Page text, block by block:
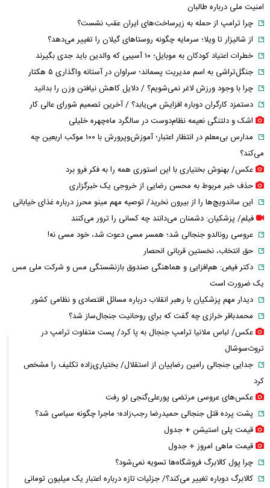
امنیت ملی درباره طالبان
چرا ترامپ از حمله به زیرساخت‌های ایران عقب نشست؟
از شالیزار تا ویلا؛ سرمایه چگونه روستاهای گیلان را تغییر می‌دهد؟
خطرات اعتیاد کودکان به موبایل؛ ۱۰ آسیبی که والدین باید جدی بگیرند
جنگل‌تراشی به اسم مدیریت پسماند؛ سراوان در آستانه واگذاری ۵ هکتار
چرا با وجود ورزش لاغر نمی‌شویم؟ / دلایل کاهش نیافتن وزن را بدانید
دستمزد کارگران دوباره افزایش می‌یابد؟ / آخرین تصمیم شورای عالی کار
اشک و دلتنگی نعیمه نظام‌دوست در سالگرد ماه‌چهره خلیلی
مدارس بی‌معلم در انتظار اعتبار؛ آموزش‌وپرورش با ۱۰۰ موکب اربعین چه
می‌کند؟
عکس/ بهنوش بختیاری با این استوری همه را به فکر فرو برد
حذف خبر مربوط به محسن رضایی از خروجی یک خبرگزاری
این ساندویچ‌ها را از بیرون نخرید/ توصیه مهم مینو محرز درباره غذای خیابانی
فیلم/ پزشکیان: دشمنان می‌دانند چه کسانی را ترور می‌کنند
عروسی رونالدو جنجالی شد؛ همسر مسی دعوت شد، خود مسی نه!
حق انتخاب، نخستین قربانی انحصار
دکتر فیض: هم‌افزایی و هماهنگی صندوق بازنشستگی مس و شرکت ملی مس
یک ضرورت است
دیدار مهم پزشکیان با رهبر انقلاب درباره مسائل اقتصادی و نظامی کشور
محمدباقر خرازی چه گفت که برای روحانیت جنجال‌ساز شد؟
عکس/ لباس ملانیا ترامپ جنجال به پا کرد/ پست متفاوت ترامپ در
تروث‌سوشال
جدایی جنجالی رامین رضاییان از استقلال/ بختیاری‌زاده تکلیف را مشخص
کرد
عکس‌های عروسی مرتضی پورعلی‌گنجی لو رفت
پشت پرده قتل جنجالی حمیدرضا رجب‌زاده؛ ماجرا چگونه سیاسی شد؟
قیمت پلی استیشن + جدول
قیمت ماهی امروز + جدول
چرا پول کالابرگ فروشگاه‌ها تسویه نمی‌شود؟
کالابرگ دوباره تغییر می‌کند؟/ جزئیات تازه درباره اعتبار یک میلیون تومانی